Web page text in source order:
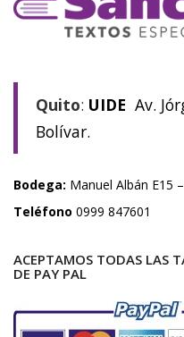
Quito: UIDE Av.
Bolívar.
Bodega: Manuel Albán E15
Teléfono 0999 847601
ACEPTAMOS TODAS LAS
DE PAY PAL